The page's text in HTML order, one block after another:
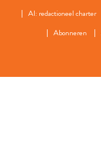
AI: redactioneel charter
Abonneren